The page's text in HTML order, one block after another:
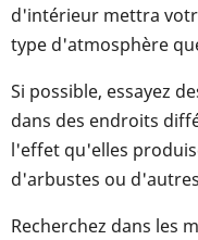
d'intérieur mettra
type d'atmosphère
Si possible, essayez
dans des endroits
l'effet qu'elles
d'arbustes ou
Recherchez dans les